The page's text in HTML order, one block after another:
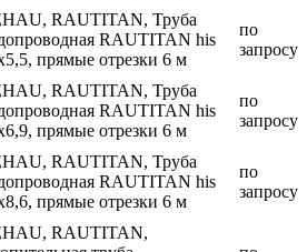
RAUTITAN, Труба
RAUTITAN his
прямые отрезки 6 м
по
запросу
RAUTITAN, Труба
RAUTITAN his
прямые отрезки 6 м
по
запросу
RAUTITAN, Труба
RAUTITAN his
прямые отрезки 6 м
по
запросу
RAUTITAN,